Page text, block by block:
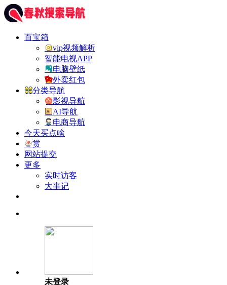
百宝箱
vip视频解析
智能电视APP
电脑壁纸
外卖红包
分类导航
影视导航
AI导航
电商导航
今天买点啥
赏
网站提交
更多
实时访客
大事记
未登录